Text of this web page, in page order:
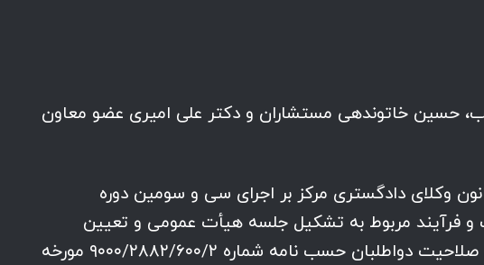
حسین خاتوندهی مستشاران و دکتر علی امیری عضو معاون
وکلای دادگستری مرکز بر اجرای سی و سومین دوره
و فرآیند مربوط به تشکیل جلسه هیأت عمومی و تعیین
هیأت نظارت و تعیین صلاحیت یا عدم صلاحیت دواطلبان حسب نامه شماره ۹۰۰۰/۲۸۸۲/۶۰۰/۲ مورخه